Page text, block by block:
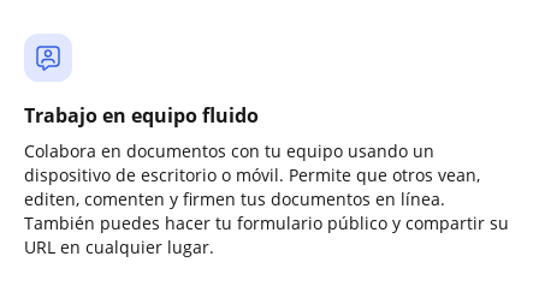
Trabajo en equipo fluido
Colabora en documentos con tu equipo usando un
dispositivo de escritorio o móvil. Permite que otros vean,
editen, comenten y firmen tus documentos en línea.
También puedes hacer tu formulario público y compartir su
URL en cualquier lugar.